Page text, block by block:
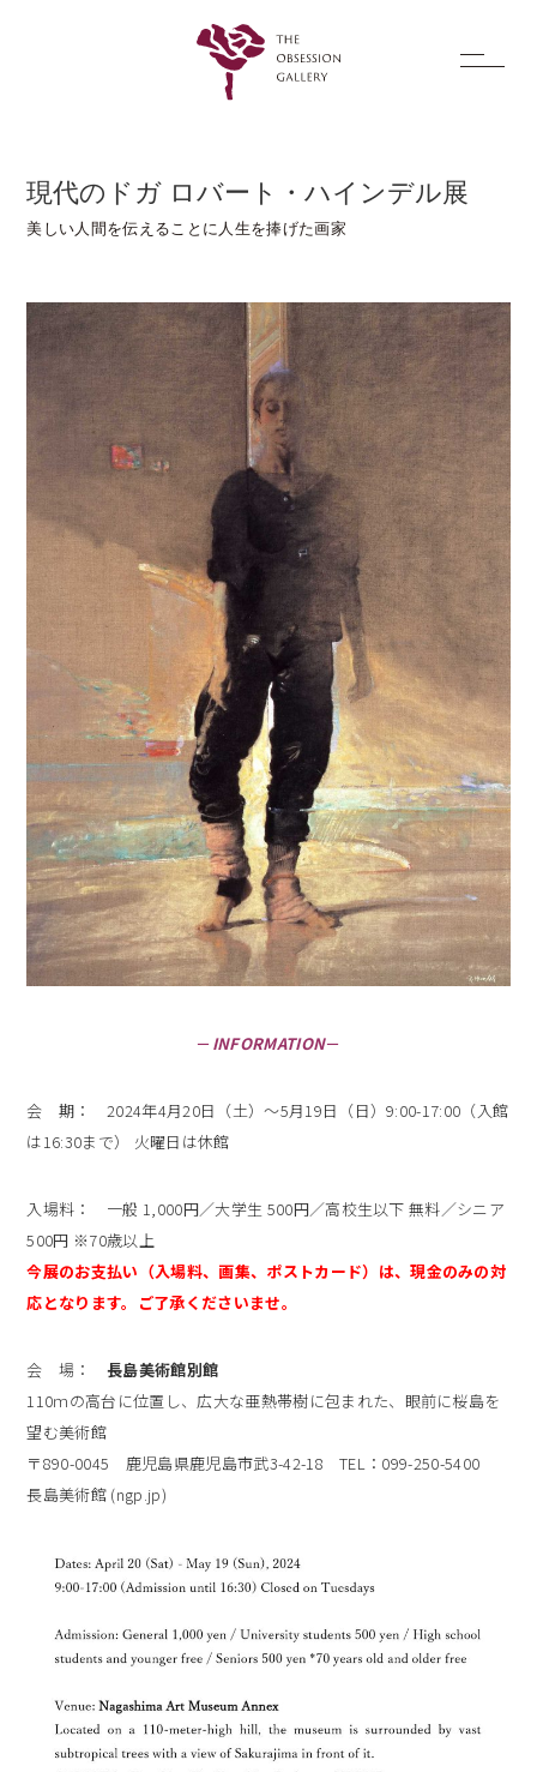
現代のドガ ロバート・ハインデル展
美しい人間を伝えることに人生を捧げた画家
－ INFORMATION－
会 期： 2024年4月20日（土）～5月19日（日）9:00-17:00（入館
は16:30まで） 火曜日は休館
入場料： 一般 1,000円／大学生 500円／高校生以下 無料／シニア
500円 ※70歳以上
今展のお支払い（入場料、画集、ポストカード）は、現金のみの対
応となります。ご了承くださいませ。
会 場：長島美術館別館
110ｍの高台に位置し、広大な亜熱帯樹に包まれた、眼前に桜島を
望む美術館
〒890-0045 鹿児島県鹿児島市武3-42-18 TEL：099-250-5400
長島美術館 (ngp.jp)